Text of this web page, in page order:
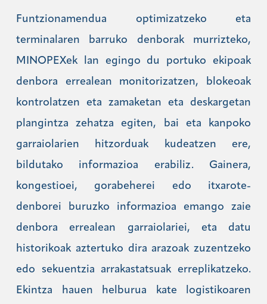
Funtzionamendua optimizatzeko eta
terminalaren barruko denborak murrizteko,
MINOPEXek lan egingo du portuko ekipoak
denbora errealean monitorizatzen, blokeoak
kontrolatzen eta zamaketan eta deskargetan
plangintza zehatza egiten, bai eta kanpoko
garraiolarien hitzorduak kudeatzen ere,
bildutako informazioa erabiliz. Gainera,
kongestioei, gorabeherei edo itxarote-
denborei buruzko informazioa emango zaie
denbora errealean garraiolariei, eta datu
historikoak aztertuko dira arazoak zuzentzeko
edo sekuentzia arrakastatsuak erreplikatzeko.
Ekintza hauen helburua kate logistikoaren